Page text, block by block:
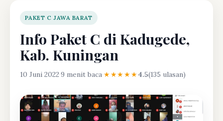
PAKET C JAWA BARAT
Info Paket C di Kadugede,
Kab. Kuningan
10 Juni 2022·9 menit baca·★★★★★4.5(135 ulasan)